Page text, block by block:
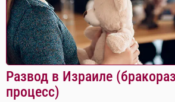
Развод в Израиле
процесс)